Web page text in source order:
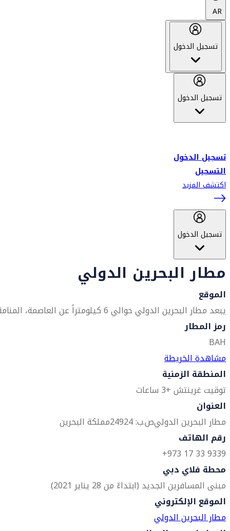
AR
تسجيل الدخول
تسجيل الدخول
تسجيل الدخول
التسجيل
اكتشف المزيد
تسجيل الدخول
مطار البحرين الدولي
الموقع
يبعد مطار البحرين الدولي حوالي 6 كيلومتراً عن العاصمة، المنامة.
رمز المطار
BAH
مشاهدة الخريطة
المنطقة الزمنية
توقيت غرينتش +3 ساعات
العنوان
مطار البحرين الدوليص.ب: 24924
مملكة البحرين
رقم الهاتف
9339 33 17 973+
محطة فلاي دبي
مبنى المسافرين الجديد (ابتداءً من 28 يناير 2021)
الموقع الإلكتروني
مطار البحرين الدولي